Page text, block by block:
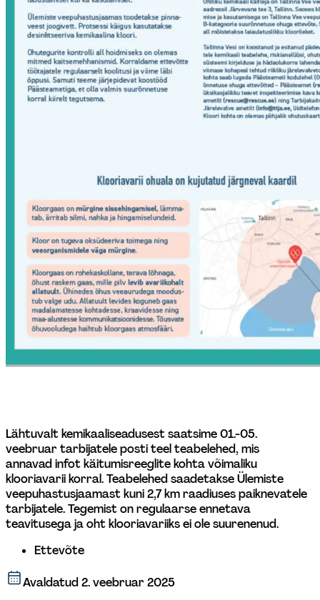
Lähtuvalt kemikaaliseadusest saatsime 01.-05.
veebruar tarbijatele posti teel teabelehed, mis
annavad infot käitumisreeglite kohta võimaliku
klooriavarii korral. Teabelehed saadetakse Ülemiste
veepuhastusjaamast kuni 2,7 km raadiuses paiknevatele
tarbijatele. Tegemist on regulaarse ennetava
teavitusega ja oht klooriavariiks ei ole suurenenud.
Ettevõte
Avaldatud2. veebruar 2025